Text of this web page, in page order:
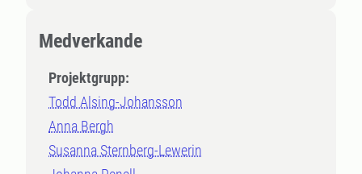
Medverkande
Projektgrupp:
Todd Alsing-Johansson
Anna Bergh
Susanna Sternberg-Lewerin